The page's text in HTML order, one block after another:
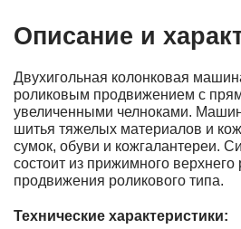
Описание и
Двухигольная колонковая
роликовым продвижением с
увеличенными челноками.
шитья тяжелых материалов и
сумок, обуви и кожгалантереи.
состоит из прижимного верхнего
продвижения роликового типа.
Технические характеристики: